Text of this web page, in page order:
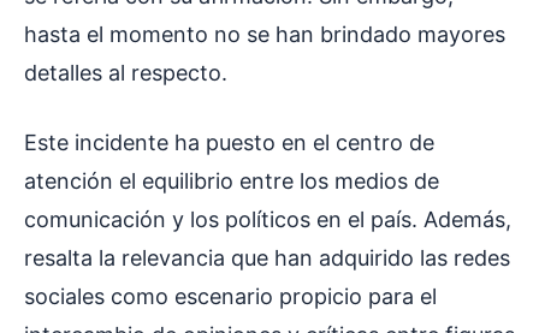
hasta el momento no se han brindado mayores
detalles al respecto.
Este incidente ha puesto en el centro de
atención el equilibrio entre los medios de
comunicación y los políticos en el país. Además,
resalta la relevancia que han adquirido las redes
sociales como escenario propicio para el